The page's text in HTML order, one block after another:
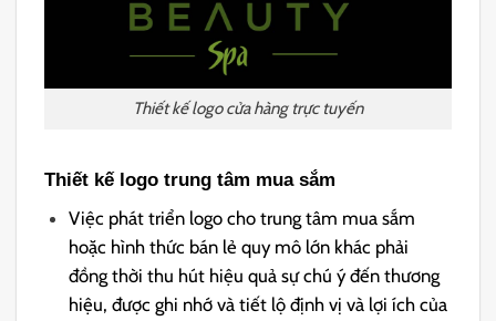
Thiết kế logo cửa hàng trực tuyến
Thiết kế logo trung tâm mua sắm
Việc phát triển logo cho trung tâm mua sắm
hoặc hình thức bán lẻ quy mô lớn khác phải
đồng thời thu hút hiệu quả sự chú ý đến thương
hiệu, được ghi nhớ và tiết lộ định vị và lợi ích của